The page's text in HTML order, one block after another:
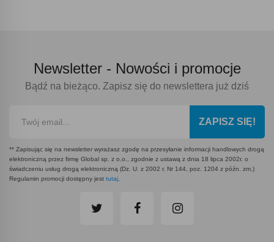
Newsletter - Nowości i promocje
Bądź na bieżąco. Zapisz się do newslettera już dziś
ZAPISZ SIĘ!
** Zapisując się na newsletter wyrażasz zgodę na przesyłanie informacji handlowych drogą
elektroniczną przez firmę Global sp. z o.o., zgodnie z ustawą z dnia 18 lipca 2002r. o
świadczeniu usług drogą elektroniczną (Dz. U. z 2002 r. Nr 144, poz. 1204 z późn. zm.)
Regulamin promocji dostępny jest tutaj.